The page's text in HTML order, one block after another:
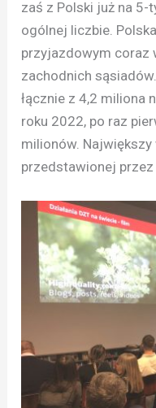
zaś z Polski już na 5-
ogólnej liczbie.
przyjazdowym coraz
zachodnich
łącznie z 4,2 miliona
roku 2022, po raz
milionów.
przedstawionej przez